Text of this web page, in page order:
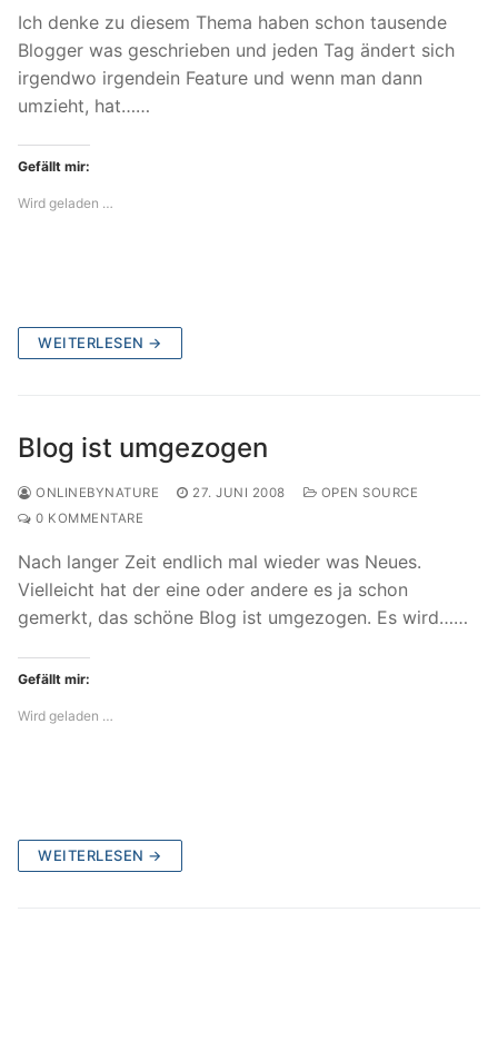
Ich denke zu diesem Thema haben schon tausende
Blogger was geschrieben und jeden Tag ändert sich
irgendwo irgendein Feature und wenn man dann
umzieht, hat……
Gefällt mir:
Wird geladen …
WEITERLESEN →
Blog ist umgezogen
ONLINEBYNATURE 27. JUNI 2008
OPEN SOURCE
0 KOMMENTARE
Nach langer Zeit endlich mal wieder was Neues.
Vielleicht hat der eine oder andere es ja schon
gemerkt, das schöne Blog ist umgezogen. Es wird……
Gefällt mir:
Wird geladen …
WEITERLESEN →